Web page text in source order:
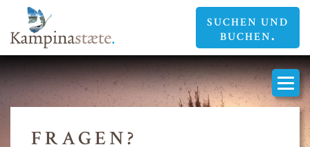
SUCHEN UND
BUCHEN
FRAGEN?